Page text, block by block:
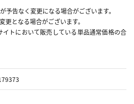
予告なく変更になる場合がございます。
更となる場合がございます。
トにおいて販売している単品通常価格の合